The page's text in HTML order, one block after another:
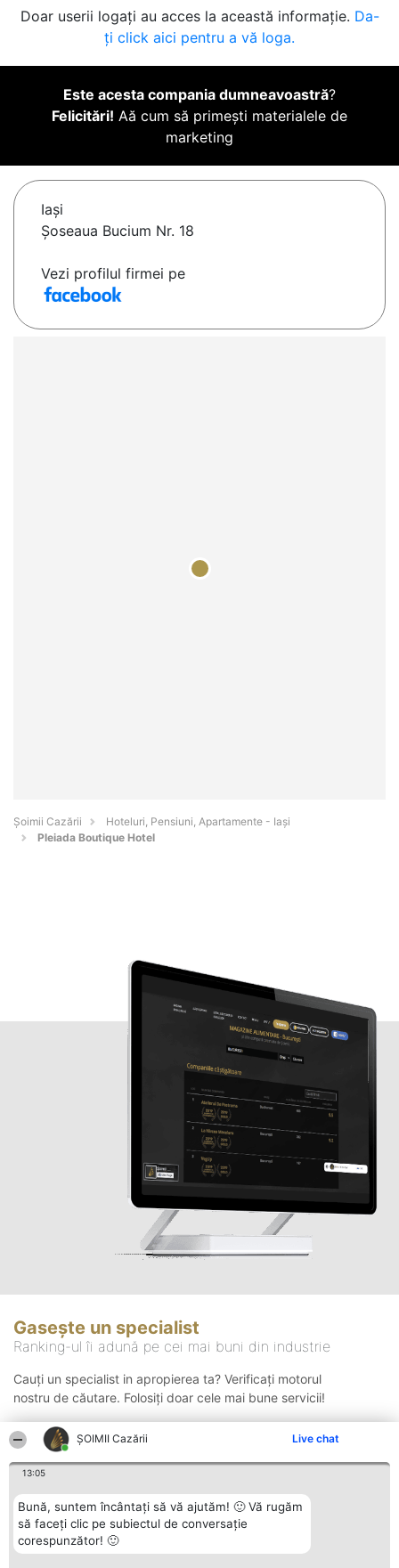
ȘOIMII Cazării Live chat
13:05
Bună, suntem încântați să vă ajutăm! 🙂 Vă rugăm
să faceți clic pe subiectul de conversație
corespunzător! 🙂
Doar userii logați au acces la această informație. Da-
ți click aici pentru a vă loga.
Este acesta compania dumneavoastră?
Felicitări! Aă cum să primești materialele de
marketing
Iaşi
Șoseaua Bucium Nr. 18
Vezi profilul firmei pe
Șoimii Cazării
Hoteluri, Pensiuni, Apartamente - Iaşi
Pleiada Boutique Hotel
Gasește un specialist
Ranking-ul îi adună pe cei mai buni din industrie
Cauți un specialist in apropierea ta? Verificați motorul
nostru de căutare. Folosiți doar cele mai bune servicii!